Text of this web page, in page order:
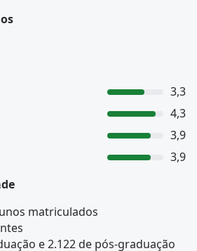
3,3
4,3
3,9
3,9
matriculados
e 2.122 de pós-graduação